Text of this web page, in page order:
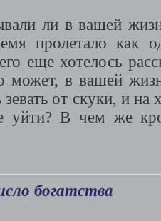
ли в вашей
пролетало как
еще хотелось
может, в вашей
зевать от скуки, и
уйти? В чем же
богатства